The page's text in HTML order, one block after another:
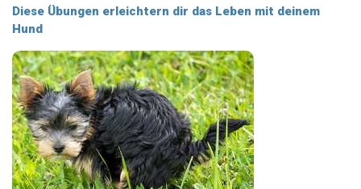
Diese Übungen erleichtern dir das Leben mit deinem
Hund